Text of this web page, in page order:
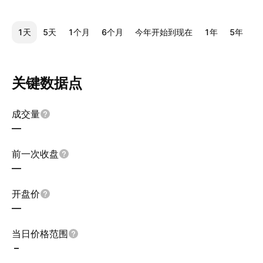
1天 5天 1个月 6个月 今年开始到现在 1年 5年
关键数据点
成交量
—
前一次收盘
—
开盘价
—
当日价格范围
–